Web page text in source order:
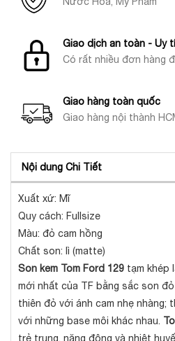
Giao dịch an toàn - Uy
Có rất nhiều đơn hàng
Giao hàng toàn quốc
Giao hàng nội thành
Nội dung Chi Tiết
Xuất xứ: Mĩ
Quy cách: Fullsize
Màu: đỏ cam hồng
Chất son: lì (matte)
Son kem Tom Ford 129 tạm khép
mới nhất của TF bằng sắc son
thiên đỏ với ánh cam nhẹ nhàng;
với những base môi khác nhau.
trẻ trung, năng động và nhiệt